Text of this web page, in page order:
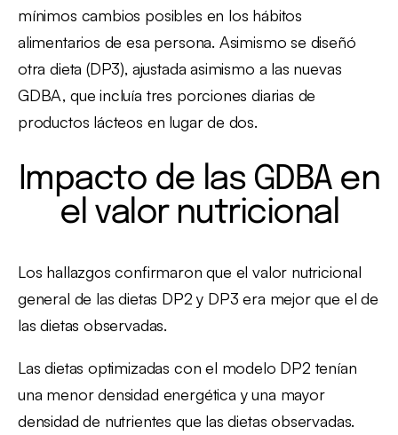
mínimos cambios posibles en los hábitos
alimentarios de esa persona. Asimismo se diseñó
otra dieta (DP3), ajustada asimismo a las nuevas
GDBA, que incluía tres porciones diarias de
productos lácteos en lugar de dos.
Impacto de las GDBA en
el valor nutricional
Los hallazgos confirmaron que el valor nutricional
general de las dietas DP2 y DP3 era mejor que el de
las dietas observadas.
Las dietas optimizadas con el modelo DP2 tenían
una menor densidad energética y una mayor
densidad de nutrientes que las dietas observadas.